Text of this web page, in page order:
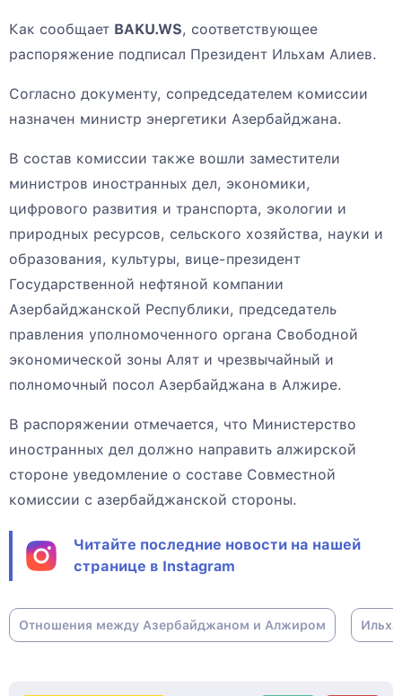
Как сообщает BAKU.WS, соответствующее
распоряжение подписал Президент Ильхам Алиев.
Согласно документу, сопредседателем комиссии
назначен министр энергетики Азербайджана.
В состав комиссии также вошли заместители
министров иностранных дел, экономики,
цифрового развития и транспорта, экологии и
природных ресурсов, сельского хозяйства, науки и
образования, культуры, вице-президент
Государственной нефтяной компании
Азербайджанской Республики, председатель
правления уполномоченного органа Свободной
экономической зоны Алят и чрезвычайный и
полномочный посол Азербайджана в Алжире.
В распоряжении отмечается, что Министерство
иностранных дел должно направить алжирской
стороне уведомление о составе Совместной
комиссии с азербайджанской стороны.
Читайте последние новости на нашей
странице в Instagram
Отношения между Азербайджаном и Алжиром